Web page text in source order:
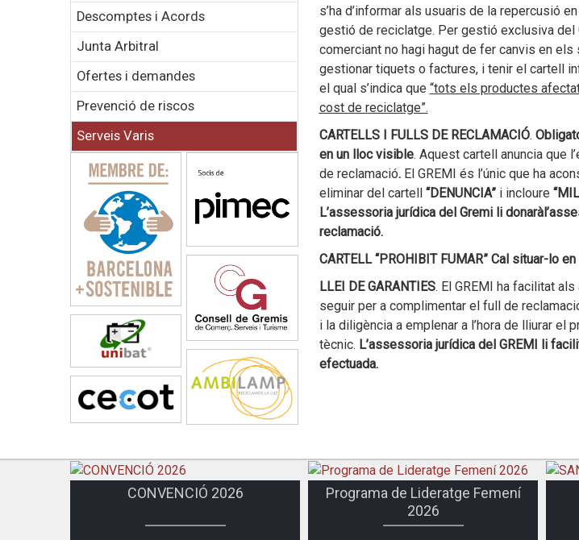
Descomptes i Acords
Junta Arbitral
Ofertes i demandes
Prevenció de riscos
Serveis Varis
s’ha d’informar als usuaris de la repercusió
gestió de reciclatge. Per gestió exclusiva del
comerciant no hagi hagut de fer canvis en
gestionar tiquets o factures, i tenir el cartell
el qual s’indica que “tots els productes
cost de reciclatge”.
CARTELLS I FULLS DE RECLAMACIÓ.
en un lloc visible. Aquest cartell anuncia que
de reclamació. El GREMI és l’únic que ha
eliminar del cartell “DENUNCIA”i incloure
L’assessoria jurídica del Gremi li donarà
reclamació.
CARTELL “PROHIBIT FUMAR” Cal situar-lo
LLEI DE GARANTIES. El GREMI ha facilitat
seguir per a complimentar el full de
i la diligència a emplenar a l’hora de lliurar el
tècnic. L’assessoria jurídica del GREMI li
efectuada.
CONVENCIÓ 2026
Programa de Lideratge Femení
2026